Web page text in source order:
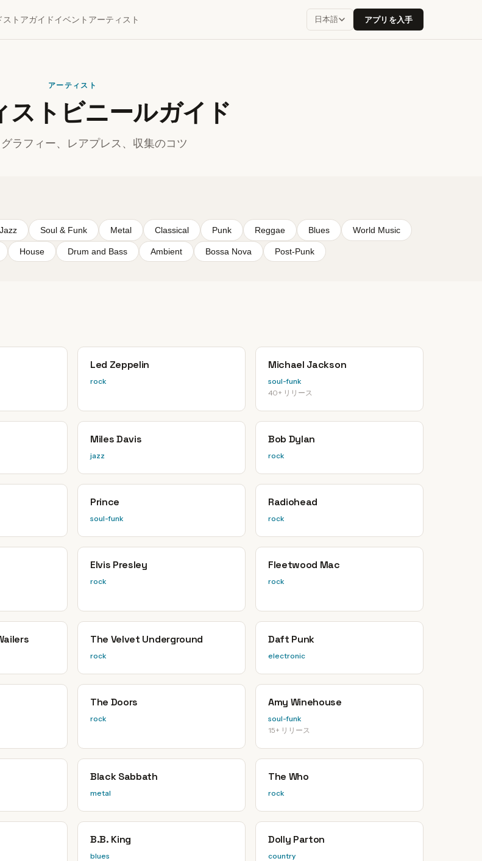
ストアガイドイベント アーティスト 日本語 アプリを入手
アーティスト
ストビニールガイド
ラフィー、レアプレス、収集のコツ
Jazz Soul & Funk Metal Classical Punk Reggae Blues World Music
House Drum and Bass Ambient Bossa Nova Post-Punk
Led Zeppelin
rock
Michael Jackson
soul-funk
40+ リリース
Miles Davis
jazz
Bob Dylan
rock
Prince
soul-funk
Radiohead
rock
Elvis Presley
rock
Fleetwood Mac
rock
The Velvet Underground
rock
Daft Punk
electronic
The Doors
rock
Amy Winehouse
soul-funk
15+ リリース
Black Sabbath
metal
The Who
rock
B.B. King
blues
Dolly Parton
country